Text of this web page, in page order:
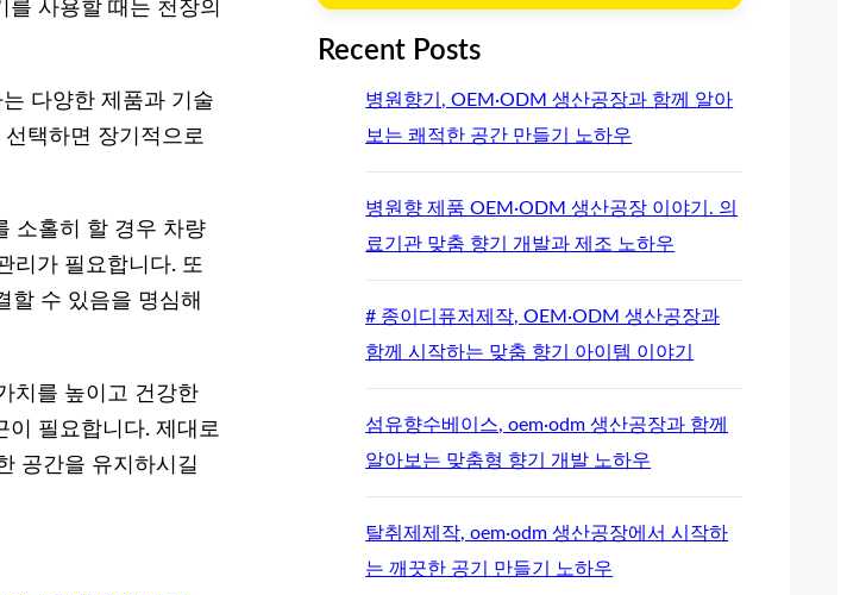
사용할 때는 천장의
다양한 제품과 기술
택하면 장기적으로
소홀히 할 경우 차량
리가 필요합니다. 또
할 수 있음을 명심해
치를 높이고 건강한
이 필요합니다. 제대로
공간을 유지하시길
Recent Posts
병원향기, OEM·ODM 생산공장과 함께 알아
보는 쾌적한 공간 만들기 노하우
병원향 제품 OEM·ODM 생산공장 이야기. 의
료기관 맞춤 향기 개발과 제조 노하우
# 종이디퓨저제작, OEM·ODM 생산공장과
함께 시작하는 맞춤 향기 아이템 이야기
섬유향수베이스, oem·odm 생산공장과 함께
알아보는 맞춤형 향기 개발 노하우
탈취제제작, oem·odm 생산공장에서 시작하
는 깨끗한 공기 만들기 노하우